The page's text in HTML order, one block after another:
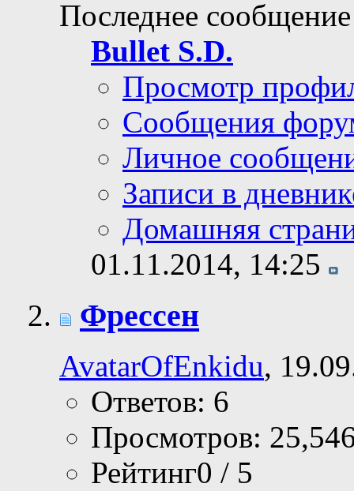
Последнее
Bullet S.D.
Просмотр
Сообщения
Личное
Записи в
Домашняя
01.11.2014, 14:25
Фрессен
AvatarOfEnkidu,
Ответов: 6
Просмотров:
Рейтинг0 / 5